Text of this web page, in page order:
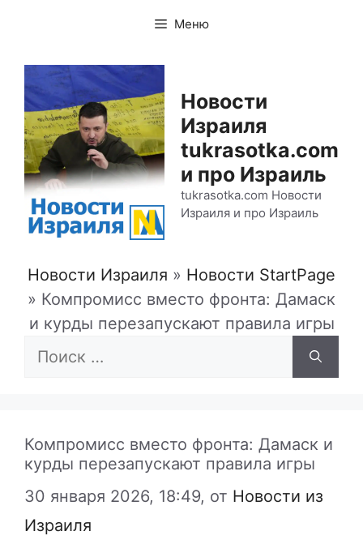
содержимому
Меню
Новости
Израиля
tukrasotka.com
и про Израиль
tukrasotka.com Новости
Израиля и про Израиль
Новости Израиля » Новости StartPage
» Компромисс вместо фронта: Дамаск
и курды перезапускают правила игры
Поиск:
Компромисс вместо фронта: Дамаск и
курды перезапускают правила игры
30 января 2026, 18:49, от Новости из
Израиля